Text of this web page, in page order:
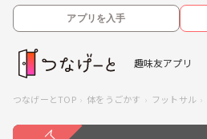
アプリを入手
趣味友アプリ
つなげーとTOP 体をうごかす フットサル